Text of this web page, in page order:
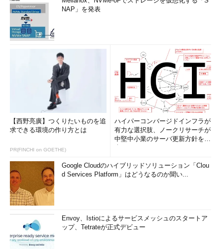
NAP」を発表
【西野亮廣】つくりたいものを追
求できる環境の作り方とは
PR(FINCHI on GOETHE)
ハイパーコンバージドインフラが
有力な選択肢、ノークリサーチが
中堅中小業のサーバ更新方針を調
Google Cloudのハイブリッドソリューション「Clou
d Services Platform」はどうなるのか聞い...
Envoy、Istioによるサービスメッシュのスタートア
ップ、Tetrateが正式デビュー